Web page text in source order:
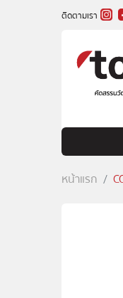
ติดตามเรา
หน้าแรก